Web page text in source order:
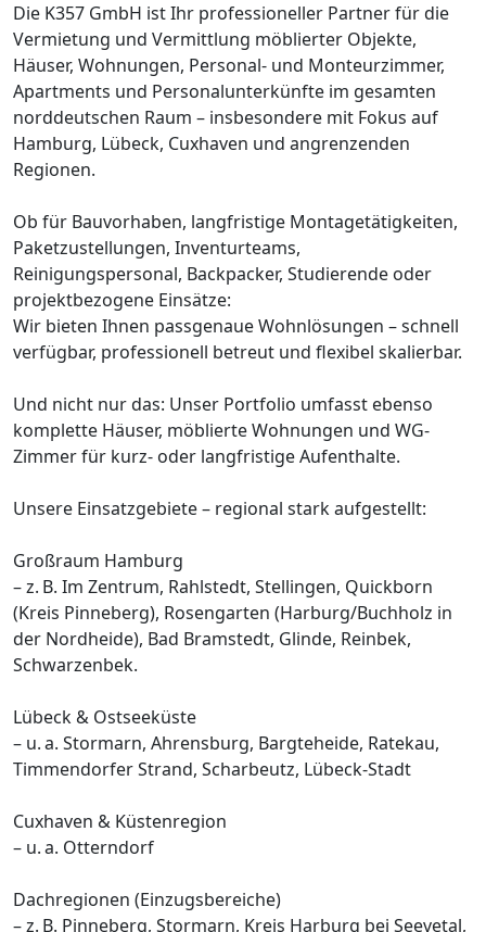
Die K357 GmbH ist Ihr professioneller Partner für die
Vermietung und Vermittlung möblierter Objekte,
Häuser, Wohnungen, Personal- und Monteurzimmer,
Apartments und Personalunterkünfte im gesamten
norddeutschen Raum – insbesondere mit Fokus auf
Hamburg, Lübeck, Cuxhaven und angrenzenden
Regionen.
Ob für Bauvorhaben, langfristige Montagetätigkeiten,
Paketzustellungen, Inventurteams,
Reinigungspersonal, Backpacker, Studierende oder
projektbezogene Einsätze:
Wir bieten Ihnen passgenaue Wohnlösungen – schnell
verfügbar, professionell betreut und flexibel skalierbar.
Und nicht nur das: Unser Portfolio umfasst ebenso
komplette Häuser, möblierte Wohnungen und WG-
Zimmer für kurz- oder langfristige Aufenthalte.
Unsere Einsatzgebiete – regional stark aufgestellt:
Großraum Hamburg
– z. B. Im Zentrum, Rahlstedt, Stellingen, Quickborn
(Kreis Pinneberg), Rosengarten (Harburg/Buchholz in
der Nordheide), Bad Bramstedt, Glinde, Reinbek,
Schwarzenbek.
Lübeck & Ostseeküste
– u. a. Stormarn, Ahrensburg, Bargteheide, Ratekau,
Timmendorfer Strand, Scharbeutz, Lübeck-Stadt
Cuxhaven & Küstenregion
– u. a. Otterndorf
Dachregionen (Einzugsbereiche)
– z. B. Pinneberg, Stormarn, Kreis Harburg bei Seevetal,